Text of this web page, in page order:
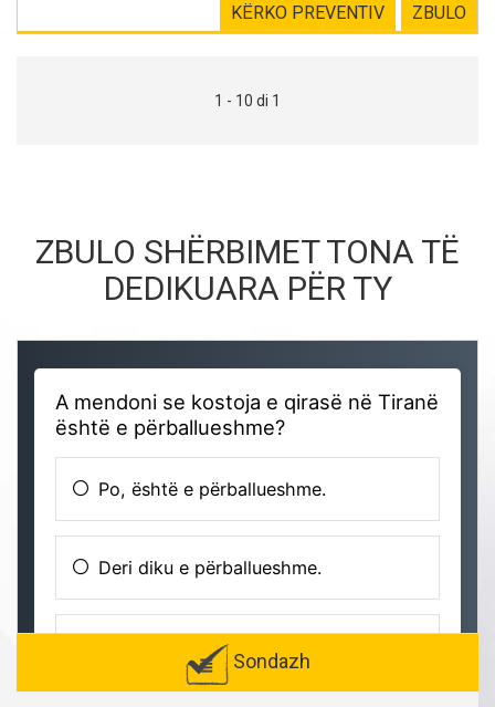
ZBULO
KËRKO PREVENTIV
1 - 10 di 1
ZBULO SHËRBIMET TONA TË
DEDIKUARA PËR TY
Sondazh